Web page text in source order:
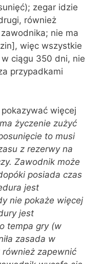
zegar idzie
również
nie ma
więc wszystkie
ciągu 350 dni, nie
przypadkami
więcej
życzenie zużyć
to musi
z rezerwy na
Zawodnik może
posiada czas
jest
nie pokaże więcej
jest
tempa gry (w
zasada w
zapewnić